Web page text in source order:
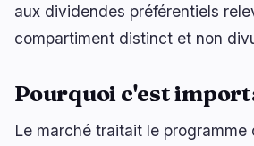
naviguer ouvrir esc fermer
aux dividendes préférentiels
compartiment distinct et non
Pourquoi c'est
Le marché traitait le programme